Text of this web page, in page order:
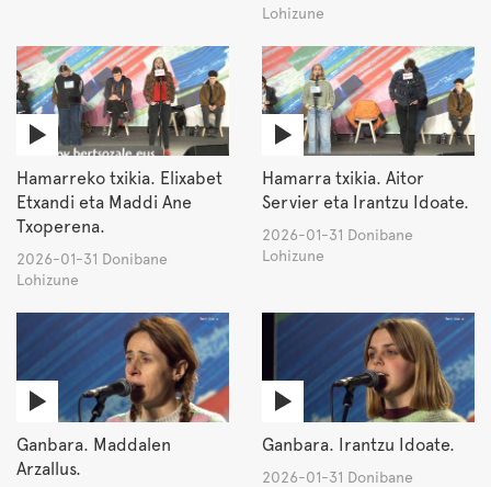
Lohizune
Hamarreko txikia. Elixabet
Etxandi eta Maddi Ane
Txoperena.
2026-01-31 Donibane
Lohizune
Hamarra txikia. Aitor
Servier eta Irantzu Idoate.
2026-01-31 Donibane
Lohizune
Ganbara. Maddalen
Arzallus.
Ganbara. Irantzu Idoate.
2026-01-31 Donibane